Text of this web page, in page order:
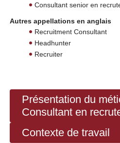
Consultant senior en
Autres appellations en anglais
Recruitment Consultant
Headhunter
Recruiter
Présentation du
Consultant en
Contexte de travail